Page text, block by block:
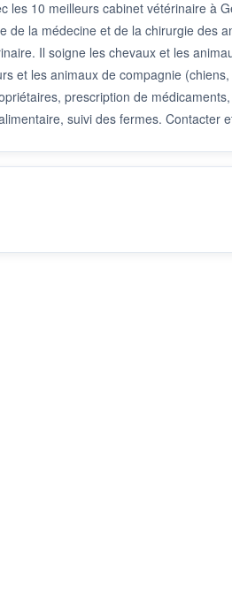
les 10 meilleurs cabinet vétérinaire à
de la médecine et de la chirurgie des
Il soigne les chevaux et les
et les animaux de compagnie
prescription de
suivi des fermes. Contacter